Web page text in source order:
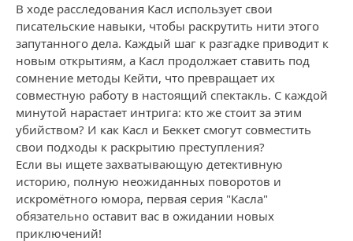
В ходе расследования Касл использует свои
писательские навыки, чтобы раскрутить нити этого
запутанного дела. Каждый шаг к разгадке приводит к
новым открытиям, а Касл продолжает ставить под
сомнение методы Кейти, что превращает их
совместную работу в настоящий спектакль. С каждой
минутой нарастает интрига: кто же стоит за этим
убийством? И как Касл и Беккет смогут совместить
свои подходы к раскрытию преступления?
Если вы ищете захватывающую детективную
историю, полную неожиданных поворотов и
искромётного юмора, первая серия "Касла"
обязательно оставит вас в ожидании новых
приключений!